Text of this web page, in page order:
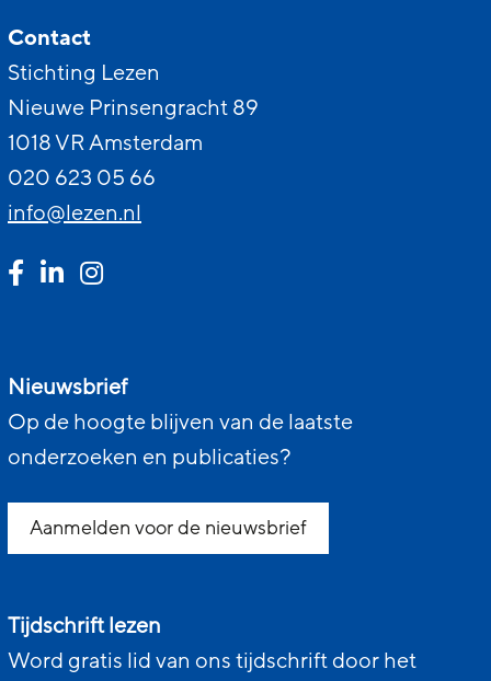
Contact
Stichting Lezen
Nieuwe Prinsengracht 89
1018 VR Amsterdam
020 623 05 66
info@lezen.nl
Nieuwsbrief
Op de hoogte blijven van de laatste
onderzoeken en publicaties?
Aanmelden voor de nieuwsbrief
Tijdschrift lezen
Word gratis lid van ons tijdschrift door het